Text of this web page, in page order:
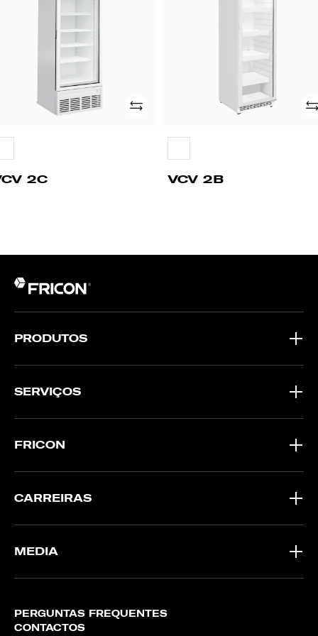
Adicionar
2C VCV 2B
PRODUTOS
SERVIÇOS
FRICON
CARREIRAS
MEDIA
PERGUNTAS FREQUENTES
CONTACTOS